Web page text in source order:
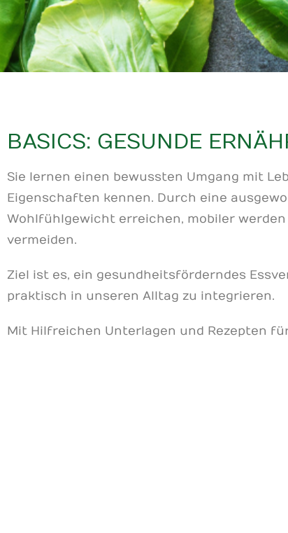
BASICS: GESUNDE
Sie lernen einen bewussten Umgang mit
Eigenschaften kennen. Durch eine
Wohlfühlgewicht erreichen, mobiler
vermeiden.
Ziel ist es, ein gesundheitsförderndes
praktisch in unseren Alltag zu integrieren.
Mit Hilfreichen Unterlagen und Rezepten